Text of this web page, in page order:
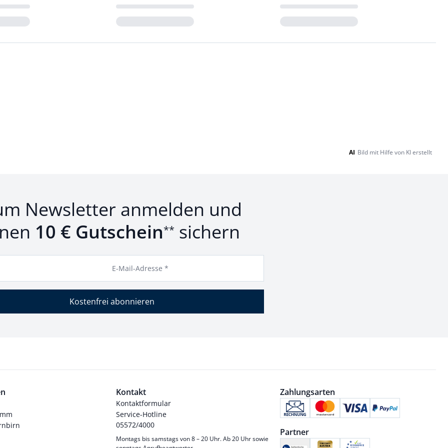
AI Bild mit Hilfe von KI erstellt
Newsletter anmelden und
10 € Gutschein** sichern
E-Mail-Adresse *
Kostenfrei abonnieren
Kontakt
Kontaktformular
Service-Hotline
05572/4000
Montags bis samstags von 8 – 20 Uhr. Ab 20 Uhr sowie
Zahlungsarten
Partner